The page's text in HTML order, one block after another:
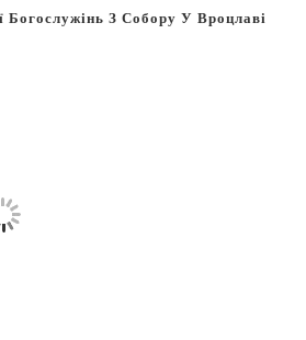
Богослужінь З Собору У Вроцлаві